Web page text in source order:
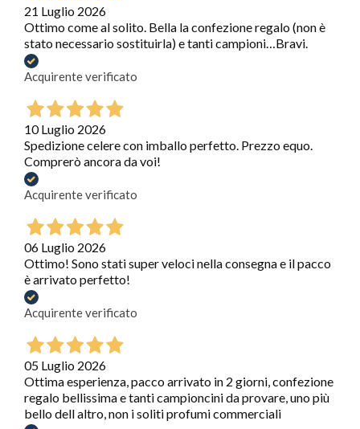
21 Luglio 2026
Ottimo come al solito. Bella la confezione regalo (non è
stato necessario sostituirla) e tanti campioni…Bravi.
Acquirente verificato
10 Luglio 2026
Spedizione celere con imballo perfetto. Prezzo equo.
Comprerò ancora da voi!
Acquirente verificato
06 Luglio 2026
Ottimo! Sono stati super veloci nella consegna e il pacco
è arrivato perfetto!
Acquirente verificato
05 Luglio 2026
Ottima esperienza, pacco arrivato in 2 giorni, confezione
regalo bellissima e tanti campioncini da provare, uno più
bello dell altro, non i soliti profumi commerciali